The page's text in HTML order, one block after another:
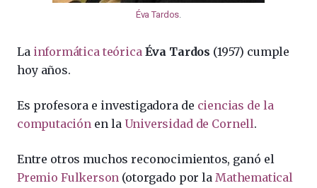
Éva Tardos.
La informática teórica Éva Tardos (1957) cumple
hoy años.
Es profesora e investigadora de ciencias de la
computaciónen la Universidad de Cornell.
Entre otros muchos reconocimientos, ganó el
Premio Fulkerson (otorgado por laMathematical